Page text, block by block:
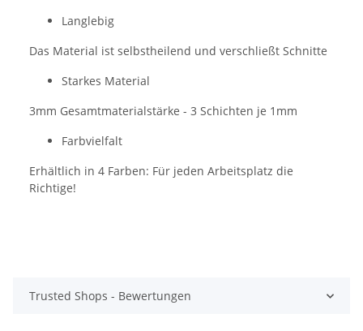
Langlebig
Das Material ist selbstheilend und verschließt Schnitte
Starkes Material
3mm Gesamtmaterialstärke - 3 Schichten je 1mm
Farbvielfalt
Erhältlich in 4 Farben: Für jeden Arbeitsplatz die
Richtige!
Trusted Shops - Bewertungen